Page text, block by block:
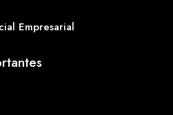
Empresarial